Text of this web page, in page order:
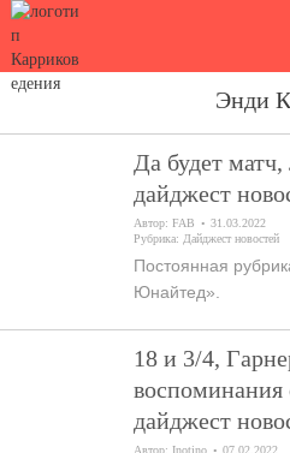
Энди
Да будет
дайджест
Автор:FAB
31.03.2022
Рубрика: Дайджест новостей
Постоянная
Юнайтед».
18 и 3/4,
дайджест
Автор:Inotino
07.02.2022